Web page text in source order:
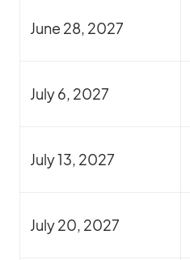
June 28, 2027
July 6, 2027
July 13, 2027
July 20, 2027